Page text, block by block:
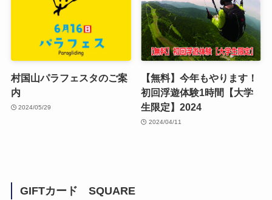
村国山パラフェスタのご案
内
2024/05/29
【無料】今年もやります！
初回浮遊体験1時間【大学
生限定】2024
2024/04/11
GIFTカード SQUARE